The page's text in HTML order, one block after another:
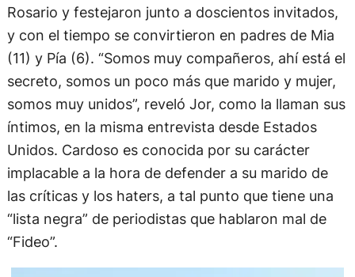
Rosario y festejaron junto a doscientos invitados,
y con el tiempo se convirtieron en padres de Mia
(11) y Pía (6). “Somos muy compañeros, ahí está el
secreto, somos un poco más que marido y mujer,
somos muy unidos”, reveló Jor, como la llaman sus
íntimos, en la misma entrevista desde Estados
Unidos. Cardoso es conocida por su carácter
implacable a la hora de defender a su marido de
las críticas y los haters, a tal punto que tiene una
“lista negra” de periodistas que hablaron mal de
“Fideo”.